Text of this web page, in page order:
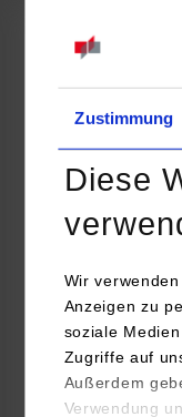
Zustimmung
Diese
Wir
Anzeigen zu
soziale
Zugriffe auf
Außerdem
Verwendung
einzuschreiben.